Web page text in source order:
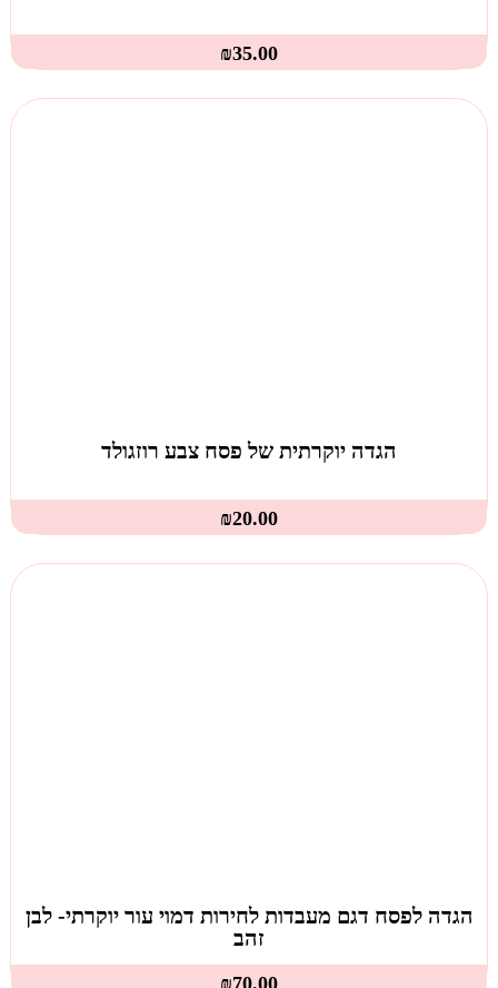
₪35.00
הגדה יוקרתית של פסח צבע רוזגולד
₪20.00
הגדה לפסח דגם מעבדות לחירות דמוי עור יוקרתי- לבן
זהב